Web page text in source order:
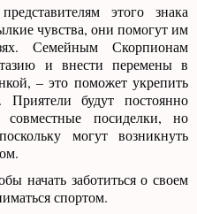
этого знака
чувства, они помогут им
Семейным Скорпионам
и внести перемены в
– это поможет укрепить
будут постоянно
посиделки, но
могут возникнуть
начать заботиться о своем
спортом.